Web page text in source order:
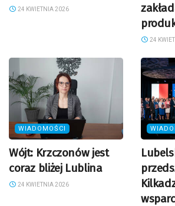
24 KWIETNIA 2026
24
WIADOMOŚCI
Wójt: Krzczonów jest
coraz bliżej Lublina
24 KWIETNIA 2026